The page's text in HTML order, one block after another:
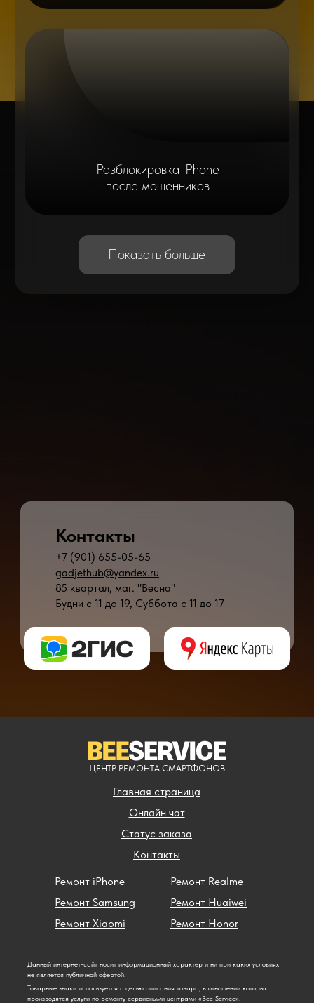
+7 (901) 655-05-65
gadjethub@yandex.ru
85 квартал, маг. "Весна"
Будни с 11 до 19, Суббота с 11 до 17
Контакты
Главная страница
Контакты
Статус заказа
Ремонт iPhone
Ремонт Samsung
Ремонт Xiaomi
Ремонт Realme
Ремонт Huaiwei
Ремонт Honor
* - время ремонта может меняться в зависимости от модели устройства и
Товарные знаки используется с целью описания товара, в отношении которых
производятся услуги по ремонту сервисными центрами «Bee Service».
Данный интернет-сайт носит информационный характер и ни при каких условиях
не является публичной офертой.
Онлайн чат
ЦЕНТР РЕМОНТА СМАРТФОНОВ